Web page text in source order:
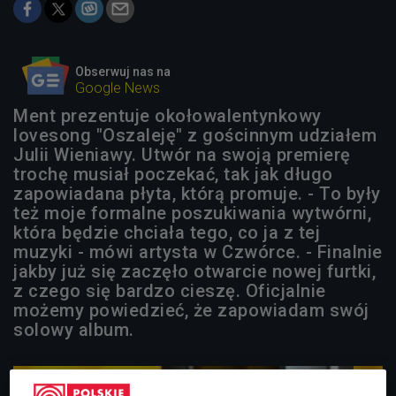
Obserwuj nas na
Google News
Ment prezentuje okołowalentynkowy
lovesong "Oszaleję" z gościnnym udziałem
Julii Wieniawy. Utwór na swoją premierę
trochę musiał poczekać, tak jak długo
zapowiadana płyta, którą promuje. - To były
też moje formalne poszukiwania wytwórni,
która będzie chciała tego, co ja z tej
muzyki - mówi artysta w Czwórce. - Finalnie
jakby już się zaczęło otwarcie nowej furtki,
z czego się bardzo cieszę. Oficjalnie
możemy powiedzieć, że zapowiadam swój
solowy album.